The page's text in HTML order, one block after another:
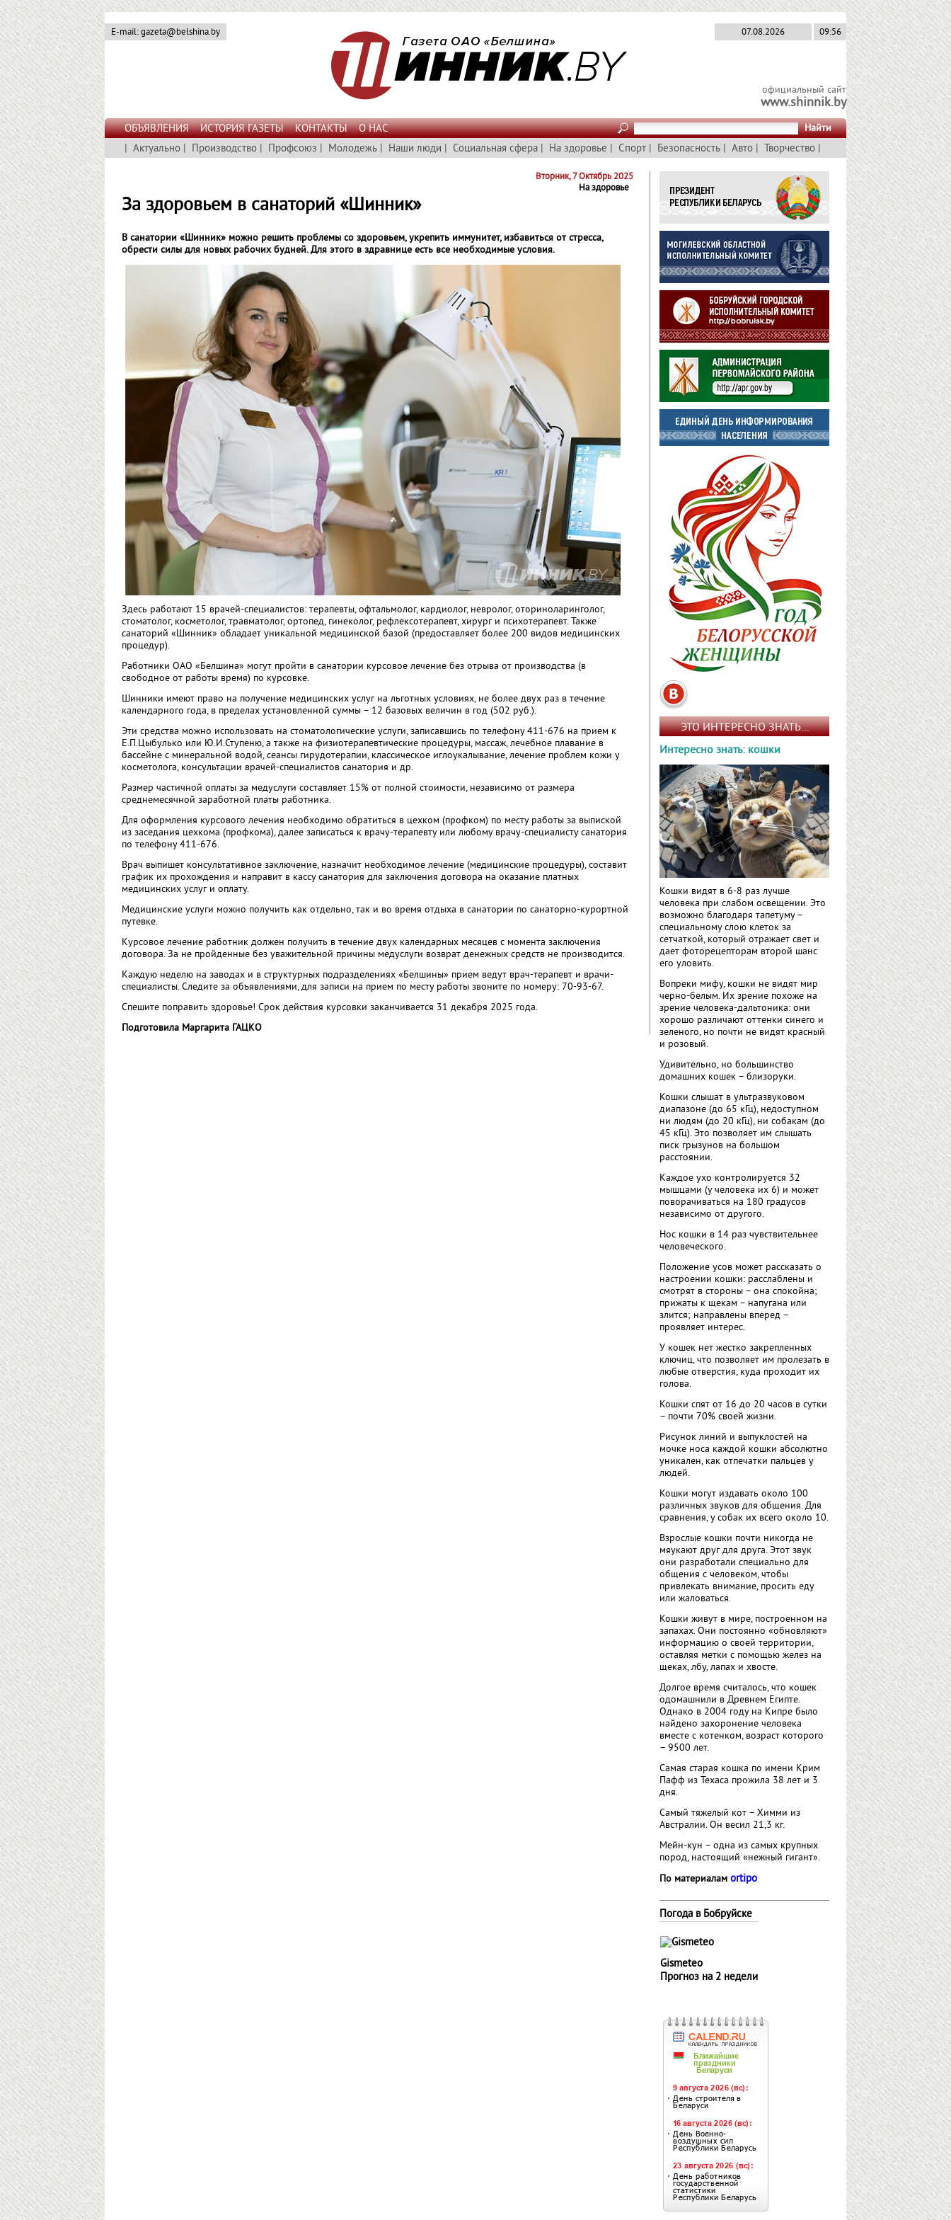
E-mail: gazeta@belshina.by 09:56
07.08.2026
официальный сайт
www.shinnik.by
ОБЪЯВЛЕНИЯ ИСТОРИЯ ГАЗЕТЫ КОНТАКТЫ О НАС Найти
| Актуально | Производство | Профсоюз | Молодежь | Наши люди | Социальная сфера | На здоровье | Спорт | Безопасность | Авто | Творчество |
Вторник, 7 Октябрь 2025
На здоровье
За здоровьем в санаторий «Шинник»
В санатории «Шинник» можно решить проблемы со здоровьем, укрепить иммунитет, избавиться от стресса,
обрести силы для новых рабочих будней. Для этого в здравнице есть все необходимые условия.
Здесь работают 15 врачей-специалистов: терапевты, офтальмолог, кардиолог, невролог, оториноларинголог,
стоматолог, косметолог, травматолог, ортопед, гинеколог, рефлексотерапевт, хирург и психотерапевт. Также
санаторий «Шинник» обладает уникальной медицинской базой (предоставляет более 200 видов медицинских
процедур).
Работники ОАО «Белшина» могут пройти в санатории курсовое лечение без отрыва от производства (в
свободное от работы время) по курсовке.
Шинники имеют право на получение медицинских услуг на льготных условиях, не более двух раз в течение
календарного года, в пределах установленной суммы – 12 базовых величин в год (502 руб.).
Эти средства можно использовать на стоматологические услуги, записавшись по телефону 411-676 на прием к
Е.П.Цыбулько или Ю.И.Ступеню, а также на физиотерапевтические процедуры, массаж, лечебное плавание в
бассейне с минеральной водой, сеансы гирудотерапии, классическое иглоукалывание, лечение проблем кожи у
косметолога, консультации врачей-специ­алистов санатория и др.
Размер частичной оплаты за медуслуги составляет 15% от полной стоимости, независимо от размера
среднемесячной заработной платы работника.
Для оформления курсового лечения необходимо обратиться в цехком (профком) по месту работы за выпиской
из заседания цехкома (профкома), далее записаться к врачу-терапевту или любому врачу-специ­алисту санатория
по телефону 411-676.
Врач выпишет консультативное заключение, назначит необходимое лечение (медицинские процедуры), составит
график их прохождения и направит в кассу санатория для заключения договора на оказание платных
медицинских услуг и оплату.
Медицинские услуги можно получить как отдельно, так и во время отдыха в санатории по санаторно-курортной
путевке.
Курсовое лечение работник должен получить в течение двух календарных месяцев с момента заключения
договора. За не пройденные без уважительной причины медуслуги возврат денежных средств не производится.
Каждую неделю на заводах и в структурных подразделениях «Белшины» прием ведут врач-терапевт и врачи-
специалисты. Следите за объявлениями, для записи на прием по месту работы звоните по номеру: 70-93-67.
Спешите поправить здоровье! Срок действия курсовки заканчивается 31 декабря 2025 года.
Подготовила Маргарита ГАЦКО
ЭТО ИНТЕРЕСНО ЗНАТЬ...
Интересно знать: кошки
Кошки видят в 6-8 раз лучше
человека при слабом освещении. Это
возможно благодаря тапетуму –
специальному слою клеток за
сетчаткой, который отражает свет и
дает фоторецепторам второй шанс
его уловить.
Вопреки мифу, кошки не видят мир
черно-белым. Их зрение похоже на
зрение человека-дальтоника: они
хорошо различают оттенки синего и
зеленого, но почти не видят красный
и розовый.
Удивительно, но большинство
домашних кошек – близоруки.
Кошки слышат в ультразвуковом
диапазоне (до 65 кГц), недоступном
ни людям (до 20 кГц), ни собакам (до
45 кГц). Это позволяет им слышать
писк грызунов на большом
расстоянии.
Каждое ухо контролируется 32
мышцами (у человека их 6) и может
поворачиваться на 180 градусов
независимо от другого.
Нос кошки в 14 раз чувствительнее
человеческого.
Положение усов может рассказать о
настроении кошки: расслаблены и
смотрят в стороны – она спокойна;
прижаты к щекам – напугана или
злится; направлены вперед –
проявляет интерес.
У кошек нет жестко закрепленных
ключиц, что позволяет им пролезать в
любые отверстия, куда проходит их
голова.
Кошки спят от 16 до 20 часов в сутки
– почти 70% своей жизни.
Рисунок линий и выпуклостей на
мочке носа каждой кошки абсолютно
уникален, как отпечатки пальцев у
людей.
Кошки могут издавать около 100
различных звуков для общения. Для
сравнения, у собак их всего около 10.
Взрослые кошки почти никогда не
мяукают друг для друга. Этот звук
они разработали специально для
общения с человеком, чтобы
привлекать внимание, просить еду
или жаловаться.
Кошки живут в мире, построенном на
запахах. Они постоянно «обновляют»
информацию о своей территории,
оставляя метки с помощью желез на
щеках, лбу, лапах и хвосте.
Долгое время считалось, что кошек
одомашнили в Древнем Египте.
Однако в 2004 году на Кипре было
найдено захоронение человека
вместе с котенком, возраст которого
– 9500 лет.
Самая старая кошка по имени Крим
Пафф из Техаса прожила 38 лет и 3
дня.
Самый тяжелый кот – Химми из
Австралии. Он весил 21,3 кг.
Мейн-кун – одна из самых крупных
пород, настоящий «нежный гигант».
По материалам ortipo
Погода в Бобруйске
Gismeteo
Прогноз на 2 недели